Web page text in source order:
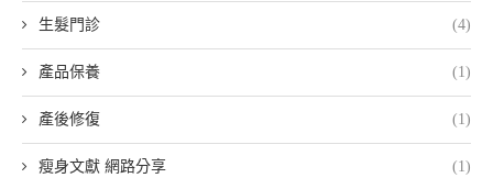
生髮門診 (4)
產品保養 (1)
產後修復 (1)
瘦身文獻 網路分享 (1)